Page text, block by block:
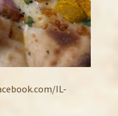
IL-